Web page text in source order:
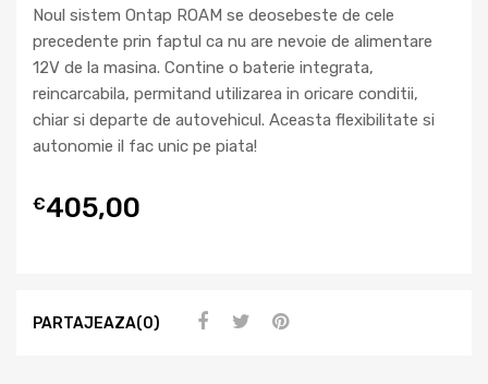
Noul sistem Ontap ROAM se deosebeste de cele
precedente prin faptul ca nu are nevoie de alimentare
12V de la masina. Contine o baterie integrata,
reincarcabila, permitand utilizarea in oricare conditii,
chiar si departe de autovehicul. Aceasta flexibilitate si
autonomie il fac unic pe piata!
€405,00
PARTAJEAZA(0)